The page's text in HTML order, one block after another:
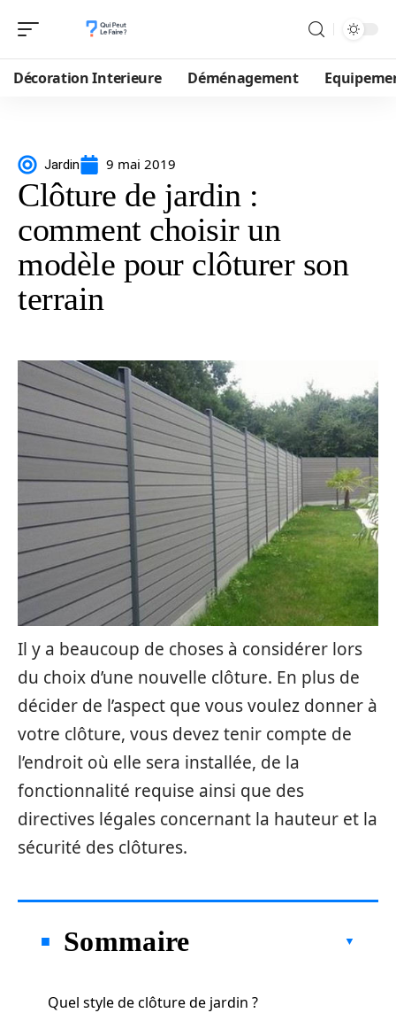
Décoration Interieure Déménagement
Jardin 9 mai 2019
Clôture de jardin :
comment choisir un
modèle pour clôturer son
terrain
Il y a beaucoup de choses à considérer lors
du choix d’une nouvelle clôture. En plus de
décider de l’aspect que vous voulez donner à
votre clôture, vous devez tenir compte de
l’endroit où elle sera installée, de la
fonctionnalité requise ainsi que des
directives légales concernant la hauteur et la
sécurité des clôtures.
Sommaire
Quel style de clôture de jardin ?